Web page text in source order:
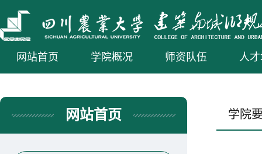
网站首页 学院概况 师资队伍 人
网站首页 学院